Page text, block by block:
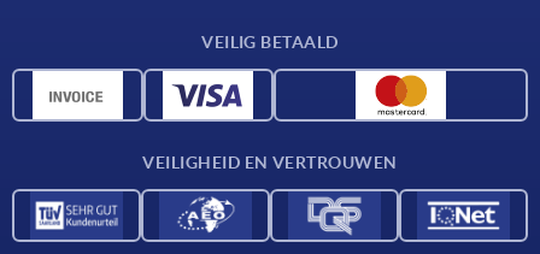
CAD-gegevens
VEILIG BETAALD
VEILIGHEID EN VERTROUWEN